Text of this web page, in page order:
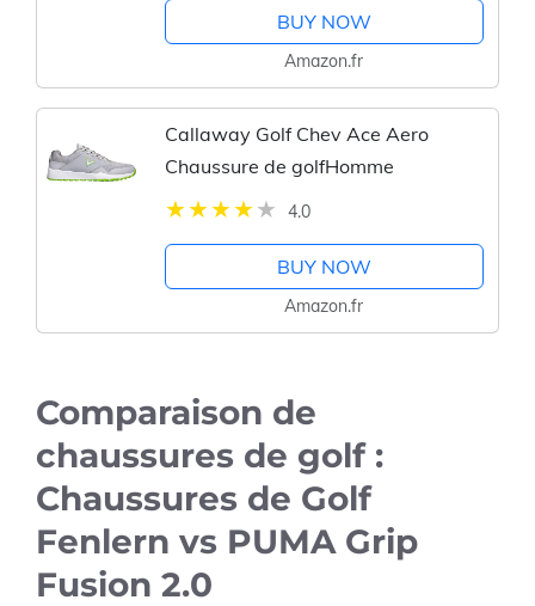
BUY NOW
Amazon.fr
Callaway Golf Chev Ace Aero
Chaussure de golfHomme
4.0
BUY NOW
Amazon.fr
Comparaison de
chaussures de golf :
Chaussures de Golf
Fenlern vs PUMA Grip
Fusion 2.0